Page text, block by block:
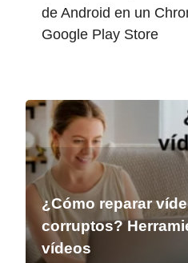
de Android en un
Google Play Store
¿Cómo reparar
corruptos?
vídeos